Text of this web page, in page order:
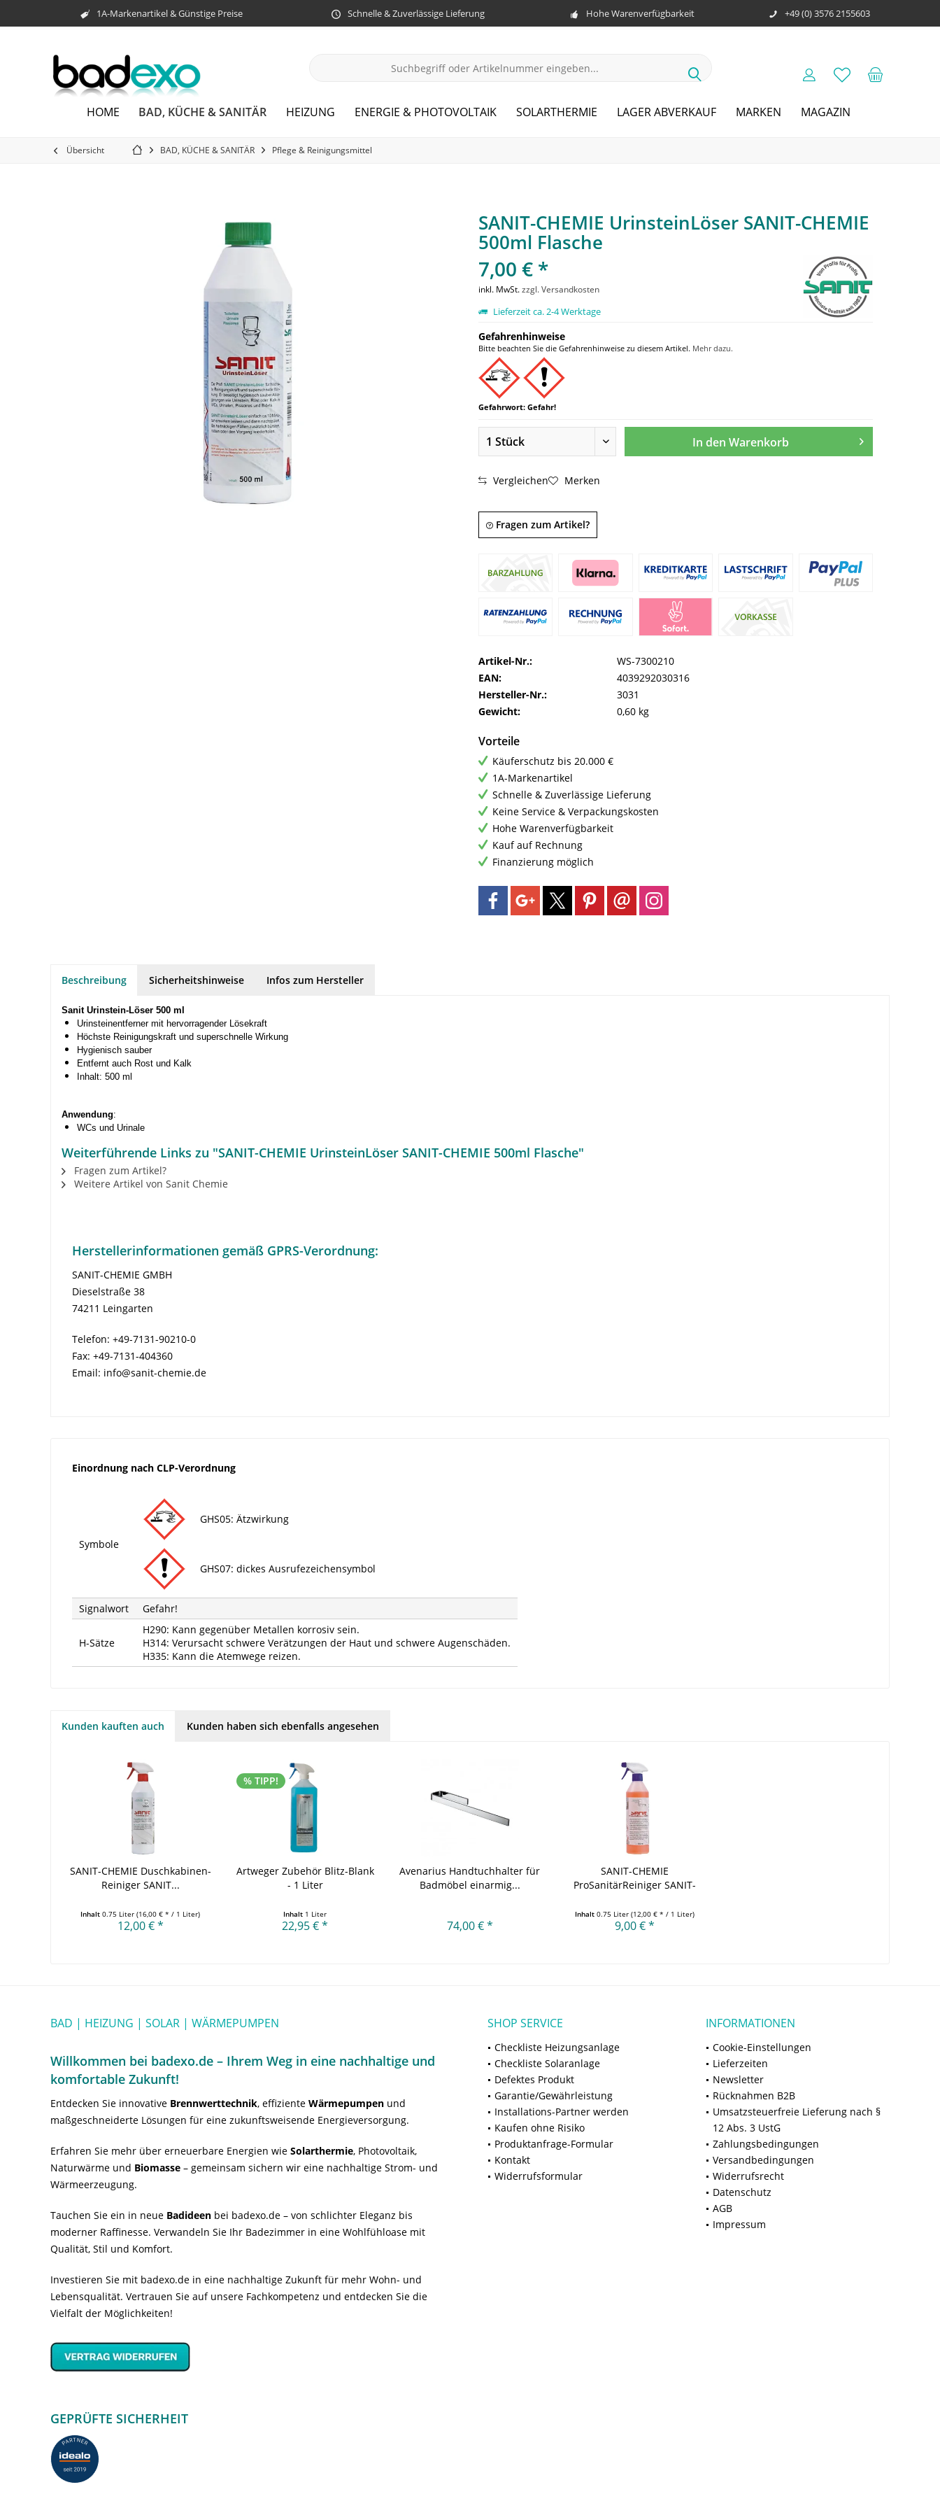
1A-Markenartikel & Günstige Preise Schnelle & Zuverlässige Lieferung Hohe Warenverfügbarkeit +49 (0) 3576 2155603
HOME BAD, KÜCHE & SANITÄR HEIZUNG ENERGIE & PHOTOVOLTAIK SOLARTHERMIE LAGER ABVERKAUF MARKEN MAGAZIN
Übersicht BAD, KÜCHE & SANITÄR Pflege & Reinigungsmittel
SANIT-CHEMIE UrinsteinLöser SANIT-CHEMIE
500ml Flasche
7,00 € *
inkl. MwSt.zzgl. Versandkosten
Lieferzeit ca. 2-4 Werktage
Gefahrenhinweise
Bitte beachten Sie die Gefahrenhinweise zu diesem Artikel. Mehr dazu.
Gefahrwort: Gefahr!
In den Warenkorb
Vergleichen Merken
Fragen zum Artikel?
Artikel-Nr.:
WS-7300210
EAN:
4039292030316
Hersteller-Nr.:
3031
Gewicht:
0,60 kg
Vorteile
Käuferschutz bis 20.000 €
1A-Markenartikel
Schnelle & Zuverlässige Lieferung
Keine Service & Verpackungskosten
Hohe Warenverfügbarkeit
Kauf auf Rechnung
Finanzierung möglich
Beschreibung Sicherheitshinweise Infos zum Hersteller
Sanit Urinstein-Löser 500 ml
Urinsteinentferner mit hervorragender Lösekraft
Höchste Reinigungskraft und superschnelle Wirkung
Hygienisch sauber
Entfernt auch Rost und Kalk
Inhalt: 500 ml
Anwendung:
WCs und Urinale
Weiterführende Links zu "SANIT-CHEMIE UrinsteinLöser SANIT-CHEMIE 500ml Flasche"
Fragen zum Artikel?
Weitere Artikel von Sanit Chemie
Herstellerinformationen gemäß GPRS-Verordnung:
SANIT-CHEMIE GMBH
Dieselstraße 38
74211 Leingarten
Telefon: +49-7131-90210-0
Fax: +49-7131-404360
Email: info@sanit-chemie.de
Einordnung nach CLP-Verordnung
Symbole
GHS05: Ätzwirkung
GHS07: dickes Ausrufezeichensymbol
Signalwort Gefahr!
H-Sätze
H290: Kann gegenüber Metallen korrosiv sein.
H314: Verursacht schwere Verätzungen der Haut und schwere Augenschäden.
H335: Kann die Atemwege reizen.
Kunden kauften auch Kunden haben sich ebenfalls angesehen
SANIT-CHEMIE Duschkabinen-
Reiniger SANIT...
Inhalt0.75 Liter(16,00 € * / 1 Liter)
12,00 € *
% TIPP!
Artweger Zubehör Blitz-Blank
- 1 Liter
Inhalt 1 Liter
22,95 € *
Avenarius Handtuchhalter für
Badmöbel einarmig...
74,00 € *
SANIT-CHEMIE
ProSanitärReiniger SANIT-
Inhalt0.75 Liter(12,00 € * / 1 Liter)
9,00 € *
BAD | HEIZUNG | SOLAR | WÄRMEPUMPEN
Willkommen bei badexo.de – Ihrem Weg in eine nachhaltige und
komfortable Zukunft!
Entdecken Sie innovative Brennwerttechnik, effiziente Wärmepumpen und
maßgeschneiderte Lösungen für eine zukunftsweisende Energieversorgung.
Erfahren Sie mehr über erneuerbare Energien wie Solarthermie, Photovoltaik,
Naturwärme und Biomasse – gemeinsam sichern wir eine nachhaltige Strom- und
Wärmeerzeugung.
Tauchen Sie ein in neue Badideen bei badexo.de – von schlichter Eleganz bis
moderner Raffinesse. Verwandeln Sie Ihr Badezimmer in eine Wohlfühloase mit
Qualität, Stil und Komfort.
Investieren Sie mit badexo.de in eine nachhaltige Zukunft für mehr Wohn- und
Lebensqualität. Vertrauen Sie auf unsere Fachkompetenz und entdecken Sie die
Vielfalt der Möglichkeiten!
GEPRÜFTE SICHERHEIT
SHOP SERVICE
Checkliste Heizungsanlage
Checkliste Solaranlage
Defektes Produkt
Garantie/Gewährleistung
Installations-Partner werden
Kaufen ohne Risiko
Produktanfrage-Formular
Kontakt
Widerrufsformular
INFORMATIONEN
Cookie-Einstellungen
Lieferzeiten
Newsletter
Rücknahmen B2B
Umsatzsteuerfreie Lieferung nach §
12 Abs. 3 UstG
Zahlungsbedingungen
Versandbedingungen
Widerrufsrecht
Datenschutz
AGB
Impressum